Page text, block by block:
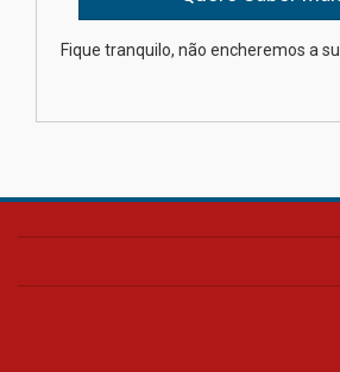
Mackenzie
Fique tranquilo, não encheremos a